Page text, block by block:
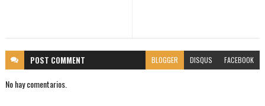
POST COMMENT BLOGGER DISQUS FACEBOOK
No hay comentarios.